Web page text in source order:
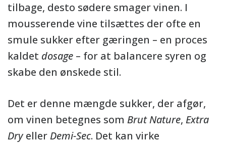
tilbage, desto sødere smager vinen. I
mousserende vine tilsættes der ofte en
smule sukker efter gæringen – en proces
kaldet dosage – for at balancere syren og
skabe den ønskede stil.
Det er denne mængde sukker, der afgør,
om vinen betegnes som Brut Nature, Extra
DryellerDemi-Sec. Det kan virke